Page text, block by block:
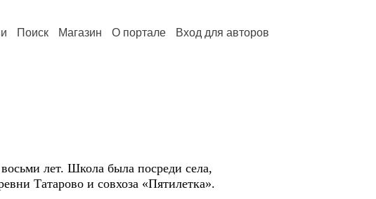
Поиск Магазин О портале Вход для авторов
лет. Школа была посреди села,
Татарово и совхоза «Пятилетка».